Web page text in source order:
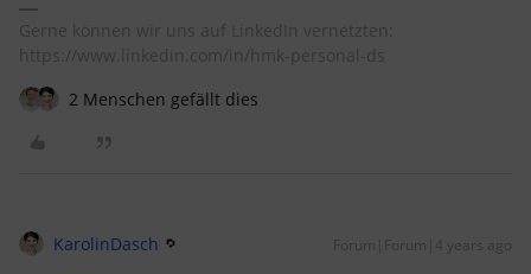
Gerne können wir uns auf LinkedIn vernetzten:
https://www.linkedin.com/in/hmk-personal-ds
2 Menschen gefällt dies
KarolinDasch Forum|Forum|4 years ago